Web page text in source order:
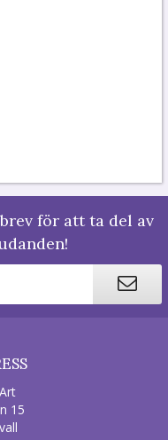
för att ta del av
15